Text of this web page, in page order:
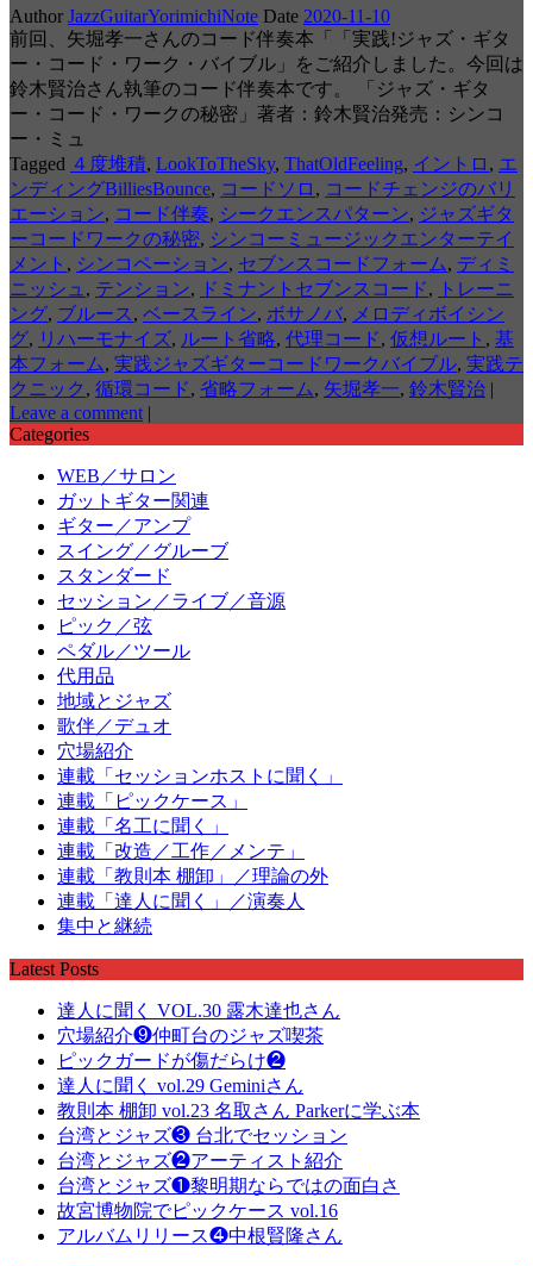
Author JazzGuitarYorimichiNote Date 2020-11-10
前回、矢堀孝一さんのコード伴奏本「「実践!ジャズ・ギタ
ー・コード・ワーク・バイブル」をご紹介しました。今回は
鈴木賢治さん執筆のコード伴奏本です。 「ジャズ・ギタ
ー・コード・ワークの秘密」著者：鈴木賢治発売：シンコ
ー・ミュ
Tagged ４度堆積, LookToTheSky, ThatOldFeeling, イントロ , エ
ンディングBilliesBounce, コードソロ , コードチェンジのバリ
エーション, コード伴奏, シークエンスパターン, ジャズギタ
ーコードワークの秘密, シンコーミュージックエンターテイ
メント , シンコペーション, セブンスコードフォーム, ディミ
ニッシュ , テンション, ドミナントセブンスコード,
トレーニ
ング, ブルース , ベースライン, ボサノバ, メロディボイシン
グ, リハーモナイズ, ルート省略, 代理コード, 仮想ルート , 基
本フォーム, 実践ジャズギターコードワークバイブル, 実践テ
クニック , 循環コード, 省略フォーム, 矢堀孝一, 鈴木賢治 |
Leave a comment |
Categories
WEB／サロン
ガットギター関連
ギター／アンプ
スイング／グルーブ
スタンダード
セッション／ライブ／音源
ピック／弦
ペダル／ツール
代用品
地域とジャズ
歌伴／デュオ
穴場紹介
連載「セッションホストに聞く」
連載「ピックケース」
連載「名工に聞く」
連載「改造／工作／メンテ」
連載「教則本 棚卸」／理論の外
連載「達人に聞く」／演奏人
集中と継続
Latest Posts
達人に聞く VOL.30 露木達也さん
穴場紹介❾仲町台のジャズ喫茶
ピックガードが傷だらけ❷
達人に聞く vol.29 Geminiさん
教則本 棚卸 vol.23 名取さん Parkerに学ぶ本
台湾とジャズ❸ 台北でセッション
台湾とジャズ❷アーティスト紹介
台湾とジャズ❶黎明期ならではの面白さ
故宮博物院でピックケース vol.16
アルバムリリース❹中根賢隆さん